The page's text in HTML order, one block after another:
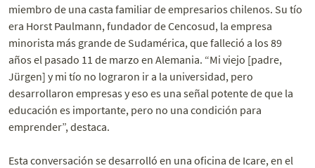
miembro de una casta familiar de empresarios chilenos. Su tío
era Horst Paulmann, fundador de Cencosud, la empresa
minorista más grande de Sudamérica, que falleció a los 89
años el pasado 11 de marzo en Alemania. “Mi viejo [padre,
Jürgen] y mi tío no lograron ir a la universidad, pero
desarrollaron empresas y eso es una señal potente de que la
educación es importante, pero no una condición para
emprender”, destaca.
Esta conversación se desarrolló en una oficina de Icare, en el